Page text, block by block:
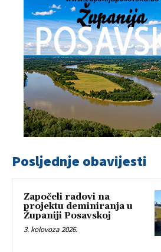
Posljednje obavijesti
Započeli radovi na
projektu deminiranja u
Županiji Posavskoj
3. kolovoza 2026.